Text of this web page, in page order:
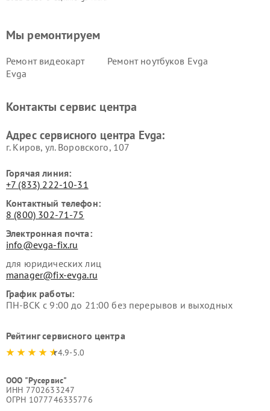
Мы ремонтируем
Ремонт видеокарт
Evga
Ремонт ноутбуков Evga
Контакты сервис центра
Адрес сервисного центра Evga:
г. Киров, ул. Воровского, 107
Горячая линия:
+7 (833) 222-10-31
Контактный телефон:
8 (800) 302-71-75
Электронная почта:
info@evga-fix.ru
для юридических лиц
manager@fix-evga.ru
График работы:
ПН-ВСК с 9:00 до 21:00 без перерывов и выходных
Рейтинг сервисного центра
4.9-5.0
ООО "Русервис"
ИНН 7702633247
ОГРН 1077746335776